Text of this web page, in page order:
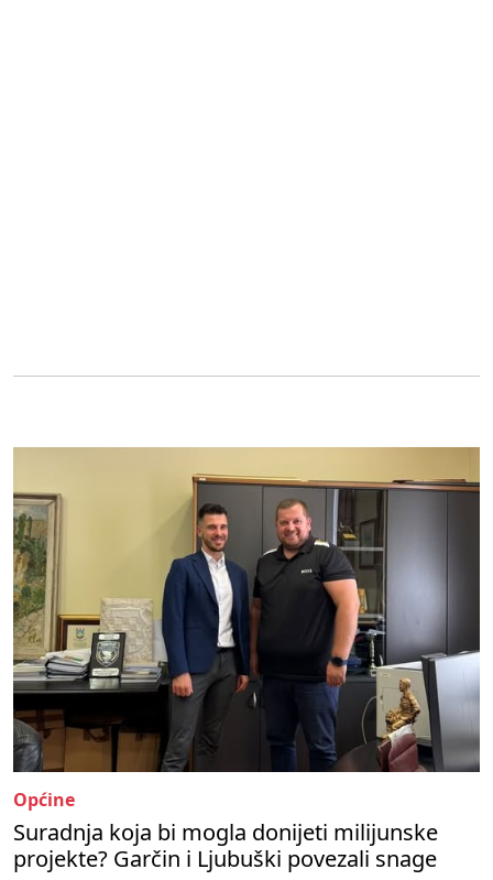
Općine
Suradnja koja bi mogla donijeti milijunske
projekte? Garčin i Ljubuški povezali snage